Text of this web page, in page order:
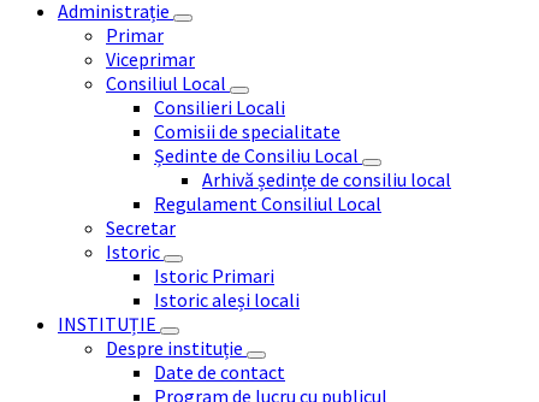
Administrație
Primar
Viceprimar
Consiliul Local
Consilieri Locali
Comisii de specialitate
Ședinte de Consiliu Local
Arhivă ședințe de consiliu local
Regulament Consiliul Local
Secretar
Istoric
Istoric Primari
Istoric aleși locali
INSTITUȚIE
Despre instituție
Date de contact
Program de lucru cu publicul